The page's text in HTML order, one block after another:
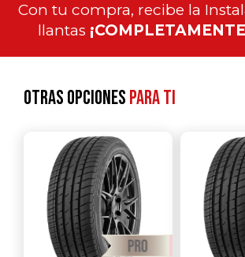
Con tu compra, recibe la
llantas
Otras opcionespara ti